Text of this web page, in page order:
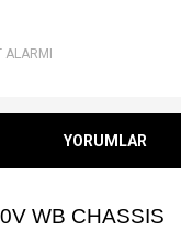
ALARMI
YORUMLAR
WB CHASSIS